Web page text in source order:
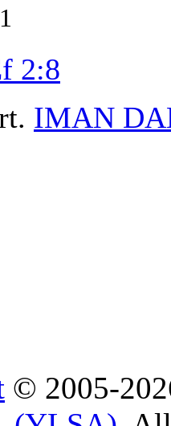
1
2:8
IMAN
© 2005-